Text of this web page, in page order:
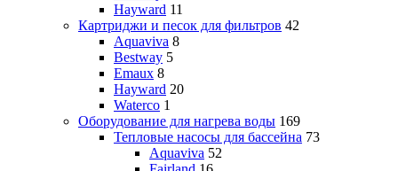
Hayward 11
Картриджи и песок для фильтров 42
Aquaviva 8
Bestway 5
Emaux 8
Hayward 20
Waterco 1
Оборудование для нагрева воды 169
Тепловые насосы для бассейна 73
Aquaviva 52